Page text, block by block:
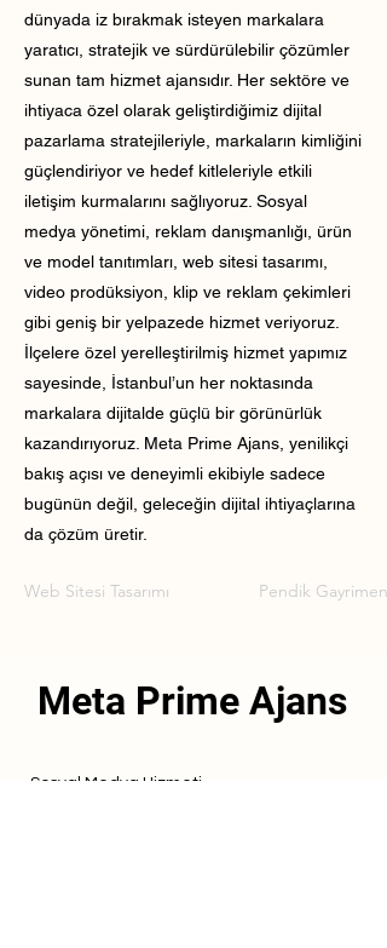
dünyada iz bırakmak isteyen markalara
yaratıcı, stratejik ve sürdürülebilir çözümler
sunan tam hizmet ajansıdır. Her sektöre ve
ihtiyaca özel olarak geliştirdiğimiz dijital
pazarlama stratejileriyle, markaların kimliğini
güçlendiriyor ve hedef kitleleriyle etkili
iletişim kurmalarını sağlıyoruz. Sosyal
medya yönetimi, reklam danışmanlığı, ürün
ve model tanıtımları, web sitesi tasarımı,
video prodüksiyon, klip ve reklam çekimleri
gibi geniş bir yelpazede hizmet veriyoruz.
İlçelere özel yerelleştirilmiş hizmet yapımız
sayesinde, İstanbul’un her noktasında
markalara dijitalde güçlü bir görünürlük
kazandırıyoruz. Meta Prime Ajans, yenilikçi
bakış açısı ve deneyimli ekibiyle sadece
bugünün değil, geleceğin dijital ihtiyaçlarına
da çözüm üretir.
Web Sitesi Tasarımı Pendik
Meta Prime Ajans
Sosyal Medya Hizmeti